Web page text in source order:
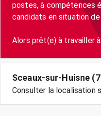
postes, à compétences
candidats en situation de
Sceaux-sur-Huisne
Consulter la localisation